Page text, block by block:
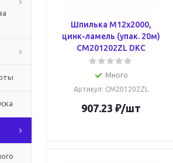
Шпилька М12х2000,
цинк-ламель (упак. 20м)
CM201202ZL DKC
Много
Артикул: CM201202ZL
907.23 ₽/шт